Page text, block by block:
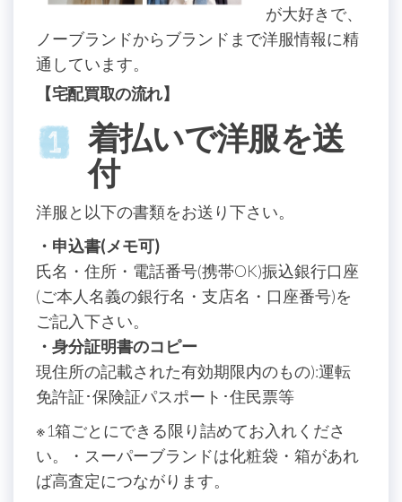
が大好きで、
ノーブランドからブランドまで洋服情報に精
通しています。
【宅配買取の流れ】
着払いで洋服を送
付
洋服と以下の書類をお送り下さい。
・申込書(メモ可)
氏名・住所・電話番号(携帯OK)振込銀行口座
(ご本人名義の銀行名・支店名・口座番号)を
ご記入下さい。
・身分証明書のコピー
現住所の記載された有効期限内のもの):運転
免許証･保険証パスポート･住民票等
※1箱ごとにできる限り詰めてお入れくださ
い。・スーパーブランドは化粧袋・箱があれ
ば高査定につながります。